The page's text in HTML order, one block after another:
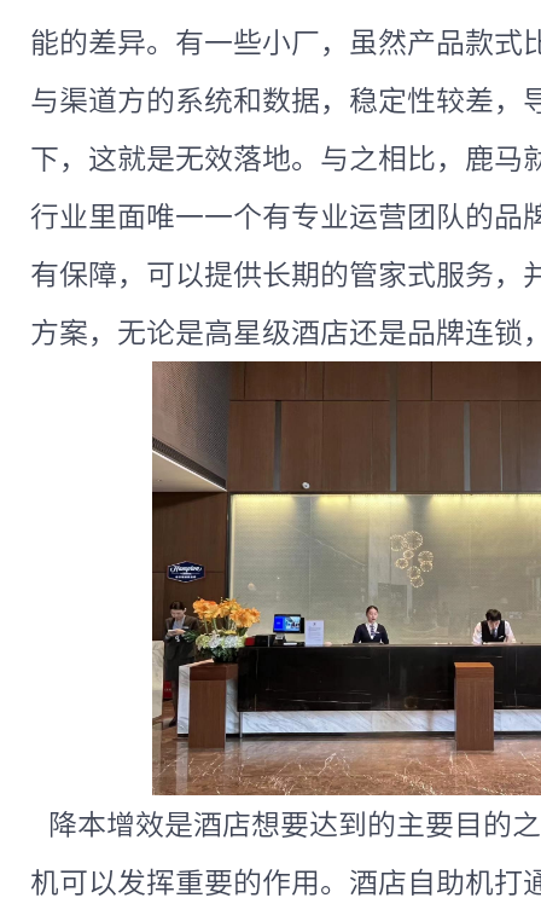
能的差异。有一些小厂，虽然产品款式
与渠道方的系统和数据，稳定性较差，
下，这就是无效落地。与之相比，鹿马
行业里面唯一一个有专业运营团队的品
有保障，可以提供长期的管家式服务，
方案，无论是高星级酒店还是品牌连锁
降本增效是酒店想要达到的主要目的
机可以发挥重要的作用。酒店自助机打